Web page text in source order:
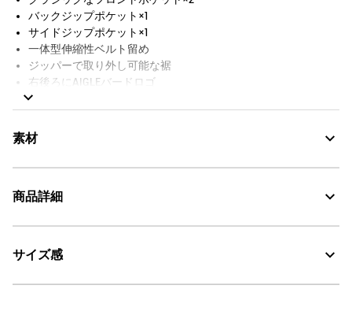
バックジップポケット×1
サイドジップポケット×1
一体型伸縮性ベルト留め
ジッパーで取り外し可能な裾
右後ろにAIGLEバードロゴ
素材
AIGLE for tomorrow
商品詳細
・色：アボカ (004)
サイズ感